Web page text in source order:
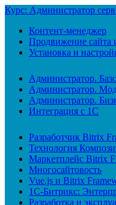
Курс: Администратор
Контент-менеджер
Продвижение сайта
Установка и
Администратор.
Администратор.
Администратор.
Интеграция с 1С
Разработчик Bitrix
Технология
Маркетплейс Bitrix
Многосайтовость
Vue.js и Bitrix
1С-Битрикс:
Разработка и